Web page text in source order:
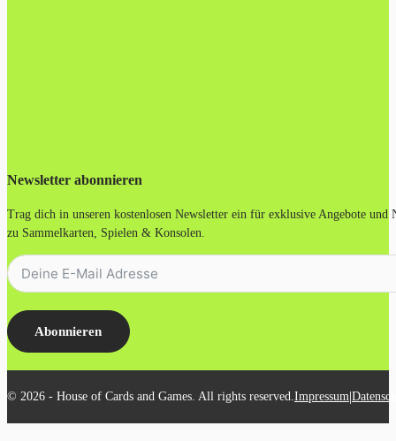
Newsletter abonnieren
Trag dich in unseren kostenlosen Newsletter ein für exklusive Angebote und
zu Sammelkarten, Spielen & Konsolen.
Abonnieren
© 2026 - House of Cards and Games. All rights reserved.Impressum|